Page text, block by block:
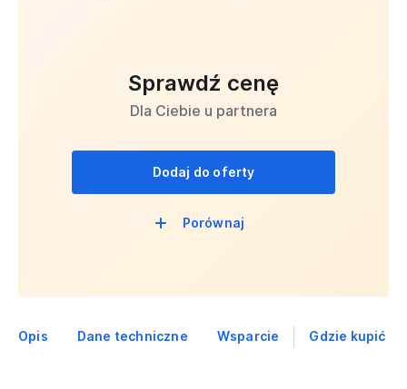
Sprawdź cenę
Dla Ciebie u partnera
Dodaj do oferty
Porównaj
Opis Dane techniczne Wsparcie Gdzie kupić